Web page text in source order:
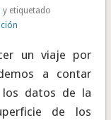
y etiquetado
un viaje por
a contar
los datos de la
de los